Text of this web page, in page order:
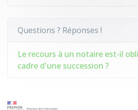
Questions ? Réponses !
Le recours à un notaire est-il
cadre d'une succession ?